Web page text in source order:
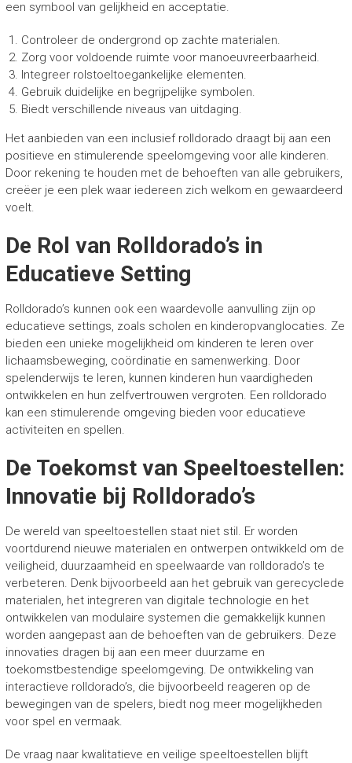
een symbool van gelijkheid en acceptatie.
Controleer de ondergrond op zachte materialen.
Zorg voor voldoende ruimte voor manoeuvreerbaarheid.
Integreer rolstoeltoegankelijke elementen.
Gebruik duidelijke en begrijpelijke symbolen.
Biedt verschillende niveaus van uitdaging.
Het aanbieden van een inclusief rolldorado draagt bij aan een
positieve en stimulerende speelomgeving voor alle kinderen.
Door rekening te houden met de behoeften van alle gebruikers,
creëer je een plek waar iedereen zich welkom en gewaardeerd
voelt.
De Rol van Rolldorado’s in
Educatieve Setting
Rolldorado’s kunnen ook een waardevolle aanvulling zijn op
educatieve settings, zoals scholen en kinderopvanglocaties. Ze
bieden een unieke mogelijkheid om kinderen te leren over
lichaamsbeweging, coördinatie en samenwerking. Door
spelenderwijs te leren, kunnen kinderen hun vaardigheden
ontwikkelen en hun zelfvertrouwen vergroten. Een rolldorado
kan een stimulerende omgeving bieden voor educatieve
activiteiten en spellen.
De Toekomst van Speeltoestellen:
Innovatie bij Rolldorado’s
De wereld van speeltoestellen staat niet stil. Er worden
voortdurend nieuwe materialen en ontwerpen ontwikkeld om de
veiligheid, duurzaamheid en speelwaarde van rolldorado’s te
verbeteren. Denk bijvoorbeeld aan het gebruik van gerecyclede
materialen, het integreren van digitale technologie en het
ontwikkelen van modulaire systemen die gemakkelijk kunnen
worden aangepast aan de behoeften van de gebruikers. Deze
innovaties dragen bij aan een meer duurzame en
toekomstbestendige speelomgeving. De ontwikkeling van
interactieve rolldorado’s, die bijvoorbeeld reageren op de
bewegingen van de spelers, biedt nog meer mogelijkheden
voor spel en vermaak.
De vraag naar kwalitatieve en veilige speeltoestellen blijft